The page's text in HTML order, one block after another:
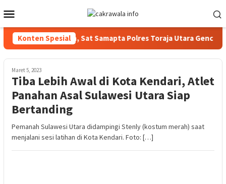
ke
kontenMobile
Konten Spesial
Wilayah, Sat Samapta Polres Toraja Utara
Maret 5, 2023
Tiba Lebih Awal di Kota Kendari, Atlet
Panahan Asal Sulawesi Utara Siap
Bertanding
Pemanah Sulawesi Utara didampingi Stenly (kostum merah) saat
menjalani sesi latihan di Kota Kendari. Foto: […]